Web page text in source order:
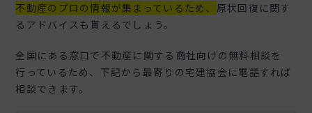
不動産のプロの情報が集まっているため、 原状回復に関す
るアドバイスも貰えるでしょう。
全国にある窓口で不動産に関する商社向けの無料相談を
行っているため、下記から最寄りの宅建協会に電話すれば
相談できます。